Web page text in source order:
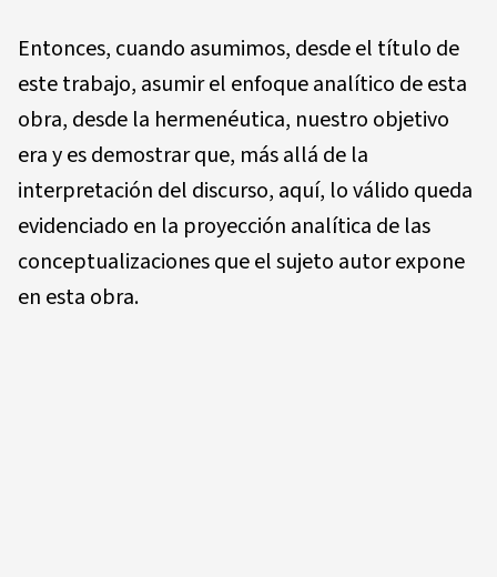
Entonces, cuando asumimos, desde el título de
este trabajo, asumir el enfoque analítico de esta
obra, desde la hermenéutica, nuestro objetivo
era y es demostrar que, más allá de la
interpretación del discurso, aquí, lo válido queda
evidenciado en la proyección analítica de las
conceptualizaciones que el sujeto autor expone
en esta obra.